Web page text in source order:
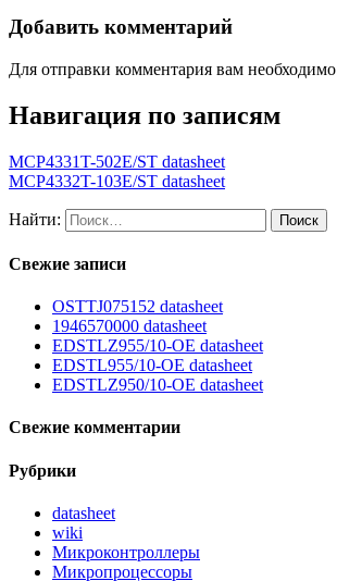
Добавить комментарий
Для отправки комментария вам необходимо
Навигация по записям
MCP4331T-502E/ST datasheet
MCP4332T-103E/ST datasheet
Найти:
Свежие записи
OSTTJ075152 datasheet
1946570000 datasheet
EDSTLZ955/10-OE datasheet
EDSTL955/10-OE datasheet
EDSTLZ950/10-OE datasheet
Свежие комментарии
Рубрики
datasheet
wiki
Микроконтроллеры
Микропроцессоры